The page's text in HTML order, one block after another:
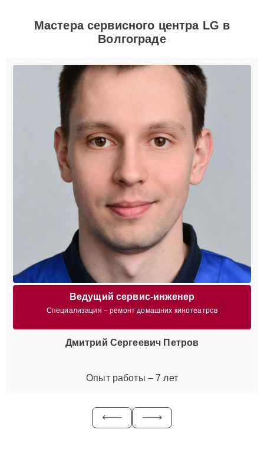
Мастера сервисного центра LG в
Волгограде
Ведущий сервис-инженер
Специализация – ремонт домашних кинотеатров
Дмитрий Сергеевич Петров
Опыт работы – 7 лет